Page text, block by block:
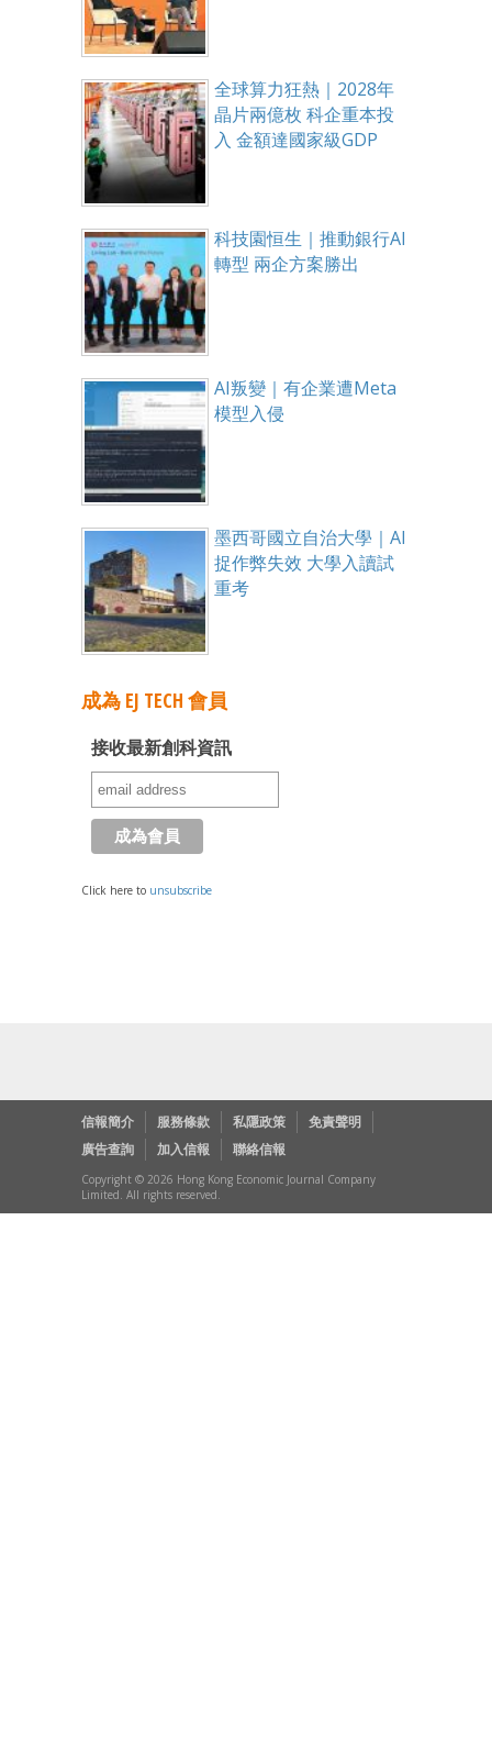
全球算力狂熱｜2028年
晶片兩億枚 科企重本投
入 金額達國家級GDP
科技園恒生｜推動銀行AI
轉型 兩企方案勝出
AI叛變｜有企業遭Meta
模型入侵
墨西哥國立自治大學｜AI
捉作弊失效 大學入讀試
重考
成為 EJ TECH 會員
接收最新創科資訊
Click here to unsubscribe
信報簡介 服務條款 私隱政策
免責聲明
廣告查詢
加入信報 聯絡信報
Copyright © 2026 Hong Kong Economic Journal Company
Limited. All rights reserved.